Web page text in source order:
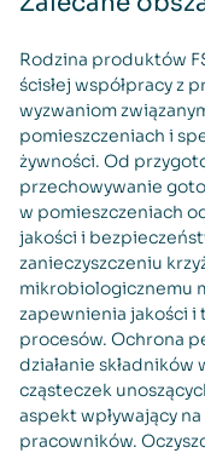
Rodzina produktów
ścisłej współpracy z
wyzwaniom
pomieszczeniach i
żywności. Od
przechowywanie
w pomieszczeniach
jakości i
zanieczyszczeniu
mikrobiologicznemu
zapewnienia jakości i
procesów. Ochrona
działanie
cząsteczek
aspekt wpływający
pracowników.